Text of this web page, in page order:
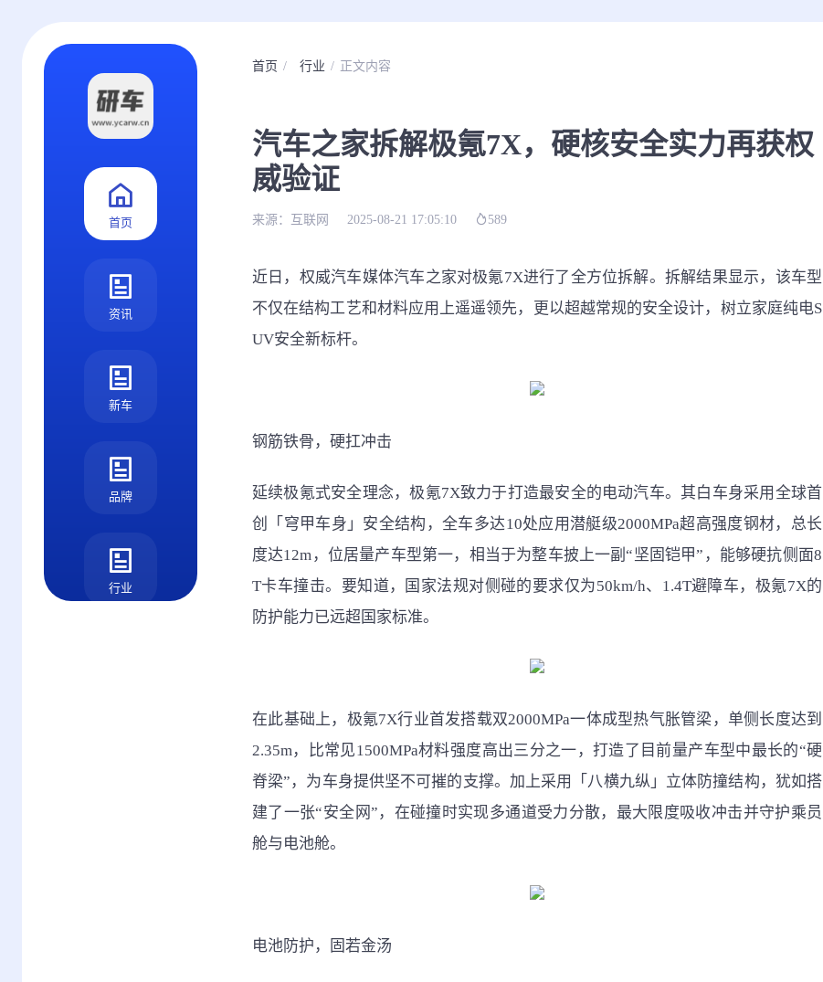
首页
资讯
新车
品牌
行业
首页 行业 正文内容
汽车之家拆解极氪7X，硬核安全实力再获权
威验证
来源： 互联网 2025-08-21 17:05:10 589
近日，权威汽车媒体汽车之家对极氪7X进行了全方位拆解。拆解结果显示，该车型
不仅在结构工艺和材料应用上遥遥领先，更以超越常规的安全设计，树立家庭纯电S
UV安全新标杆。
钢筋铁骨，硬扛冲击
延续极氪式安全理念，极氪7X致力于打造最安全的电动汽车。其白车身采用全球首
创「穹甲车身」安全结构，全车多达10处应用潜艇级2000MPa超高强度钢材，总长
度达12m，位居量产车型第一，相当于为整车披上一副“坚固铠甲”，能够硬抗侧面8
T卡车撞击。要知道，国家法规对侧碰的要求仅为50km/h、1.4T避障车，极氪7X的
防护能力已远超国家标准。
在此基础上，极氪7X行业首发搭载双2000MPa一体成型热气胀管梁，单侧长度达到
2.35m，比常见1500MPa材料强度高出三分之一，打造了目前量产车型中最长的“硬
脊梁”，为车身提供坚不可摧的支撑。加上采用「八横九纵」立体防撞结构，犹如搭
建了一张“安全网”，在碰撞时实现多通道受力分散，最大限度吸收冲击并守护乘员
舱与电池舱。
电池防护，固若金汤